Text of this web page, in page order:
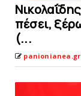
πέσει,
(...
panionianea.gr